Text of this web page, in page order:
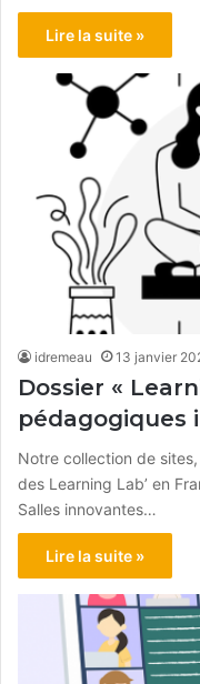
Lire la suite »
idremeau 13 janvier
Dossier «
pédagogiques
Notre collection de sites,
des Learning Lab’ en
Salles innovantes…
Lire la suite »